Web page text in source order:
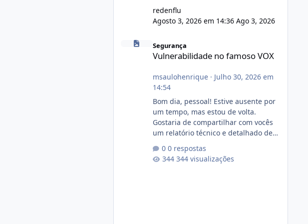
redenflu
Agosto 3, 2026 em 14:36 Ago 3, 2026
Vulnerabilidade no famoso VOX
Segurança
Vulnerabilidade no famoso VOX
msaulohenrique· Julho 30, 2026 em
14:54
Bom dia, pessoal! Estive ausente por
um tempo, mas estou de volta.
Gostaria de compartilhar com vocês
um relatório técnico e detalhado de
conformidade referente
ao VOXPANEL (versão atualmente em
0 respostas
344 visualizações